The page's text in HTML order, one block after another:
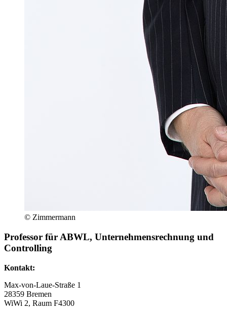
© Zimmermann
Professor für ABWL, Unternehmensrechnung und
Controlling
Kontakt:
Max-von-Laue-Straße 1
28359 Bremen
WiWi 2, Raum F4300